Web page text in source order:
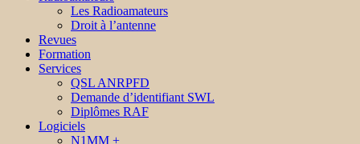
Les Radioamateurs
Droit à l’antenne
Revues
Formation
Services
QSL ANRPFD
Demande d’identifiant SWL
Diplômes RAF
Logiciels
N1MM +